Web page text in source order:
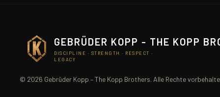
GEBRÜDER KOPP - THE KOPP
DISCIPLINE · STRENGTH · RESPECT ·
LEGACY
© 2026 Gebrüder Kopp – The Kopp Brothers. Alle Rechte